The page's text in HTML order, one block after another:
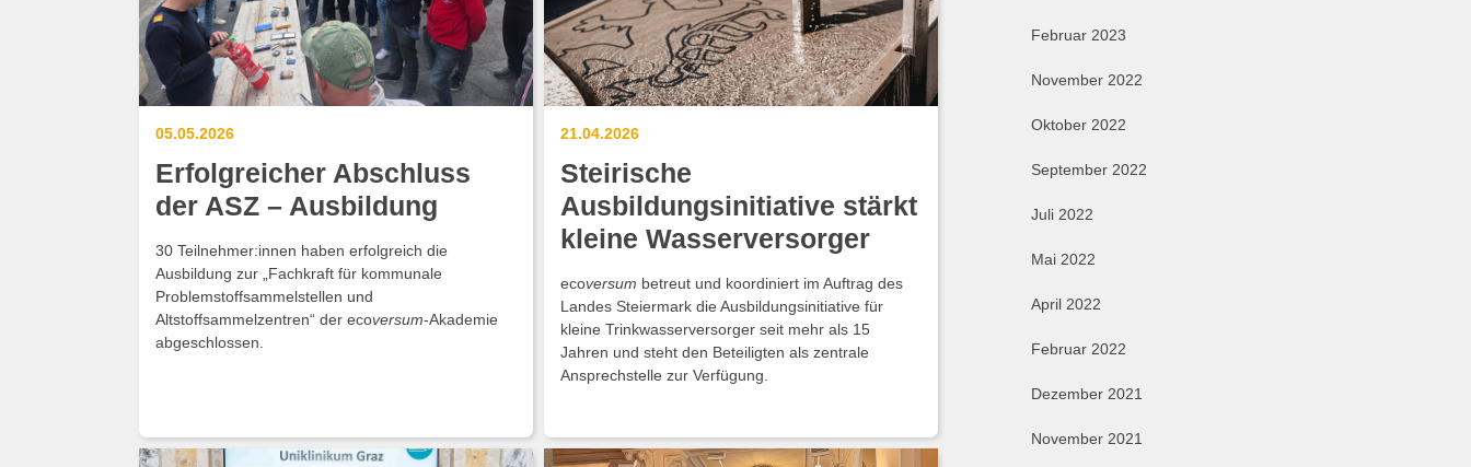
05.05.2026
Erfolgreicher Abschluss
der ASZ – Ausbildung
30 Teilnehmer:innen haben erfolgreich die
Ausbildung zur „Fachkraft für kommunale
Problemstoffsammelstellen und
Altstoffsammelzentren“ der ecoversum-Akademie
abgeschlossen.
21.04.2026
Steirische
Ausbildungsinitiative stärkt
kleine Wasserversorger
ecoversum betreut und koordiniert im Auftrag des
Landes Steiermark die Ausbildungsinitiative für
kleine Trinkwasserversorger seit mehr als 15
Jahren und steht den Beteiligten als zentrale
Ansprechstelle zur Verfügung.
Februar 2023
November 2022
Oktober 2022
September 2022
Juli 2022
Mai 2022
April 2022
Februar 2022
Dezember 2021
November 2021